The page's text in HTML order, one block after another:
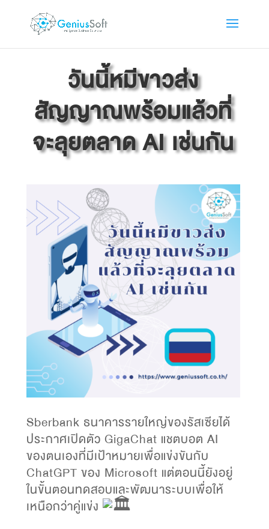
วันนี้หมีขาวส่ง
สัญญาณพร้อมแล้วที่
จะลุยตลาด AI เช่นกัน
Sberbank ธนาคารรายใหญ่ของรัสเซียได้
ประกาศเปิดตัว GigaChat แชตบอต AI
ของตนเองที่มีเป้าหมายเพื่อแข่งขันกับ
ChatGPT ของ Microsoft แต่ตอนนี้ยังอยู่
ในขั้นตอนทดสอบและพัฒนาระบบเพื่อให้
เหนือกว่าคู่แข่ง